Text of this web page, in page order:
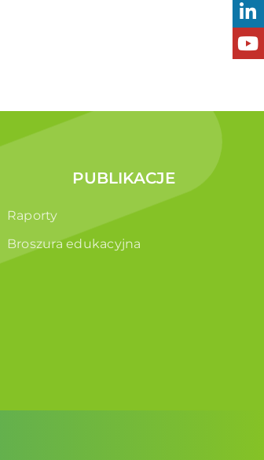
PUBLIKACJE
Raporty
Broszura edukacyjna